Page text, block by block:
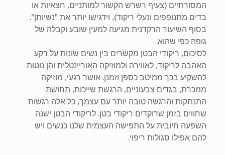
המסורתיים (צעיף רשרש הקשור למותניים, חצאיות או
בדים מתנופפים ונעלי ריקוד), וידגישו יותר את "נשיותן".
בסוף השיעור הרקדנית מגיעה למעין שובע וקבלה של
גופה כפי שהוא.
לסיכום, ריקודי הבטן מקשרים בין נשים שונות על רקע
האהבה לריקוד, לאווירה ולמוזיקה האוריינטלית והן נוטות
להשקיע בכך ממיטב כספן וזמנן. אושר רגעי, מוזיקה
ממכרת, בגדים צבעוניים, הרגשת שייכות, תחושת
התנתקות והרגשה טובה יותר עם עצמך, כל אלה רגשות
שחווים בזמן שרוקדים ריקודי בטן. לריקודי הבטן ישנה
השפעה חיובית על התפישה העצמית שלנו כנשים ויש
להם אפילו סגולות ריפוי.